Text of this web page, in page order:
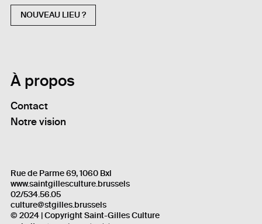
NOUVEAU LIEU ?
À propos
Contact
Notre vision
Rue de Parme 69, 1060 Bxl
www.saintgillesculture.brussels
02/534.56.05
culture@stgilles.brussels
© 2024 | Copyright Saint-Gilles Culture